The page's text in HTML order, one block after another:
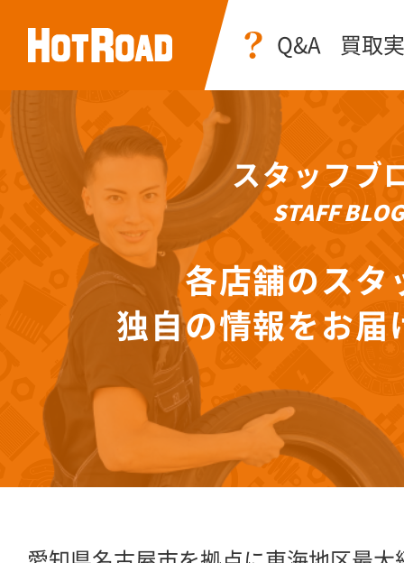
Q&A 買取
スタッフブ
STAFF BLOG
各店舗のスタ
独自の情報をお届